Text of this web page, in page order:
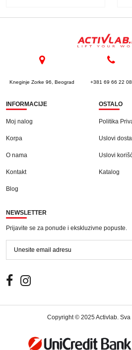
Kneginje Zorke 96, Beograd +381 69 66 22 08
INFORMACIJE
Moj nalog
Korpa
O nama
Kontakt
Blog
OSTALO
Politika
Uslovi
Uslovi
Katalog
NEWSLETTER
Prijavite se za ponude i ekskluzivne popuste.
Copyright © 2025 Activlab.